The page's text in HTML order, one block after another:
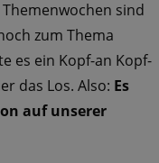
sind
zum Thema
es ein Kopf-an Kopf-
das Los. Also: Es
auf unserer